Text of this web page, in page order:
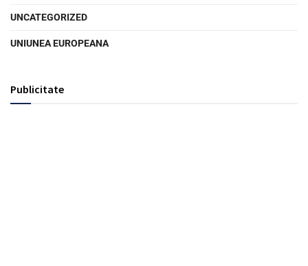
UNCATEGORIZED
UNIUNEA EUROPEANA
Publicitate